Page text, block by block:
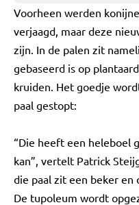
Voorheen werden
verjaagd, maar deze
zijn. In de palen zit
gebaseerd is op
kruiden. Het goedje
paal gestopt:
“Die heeft een heleboel
kan”, vertelt Patrick
die paal zit een beker en
De tupoleum wordt